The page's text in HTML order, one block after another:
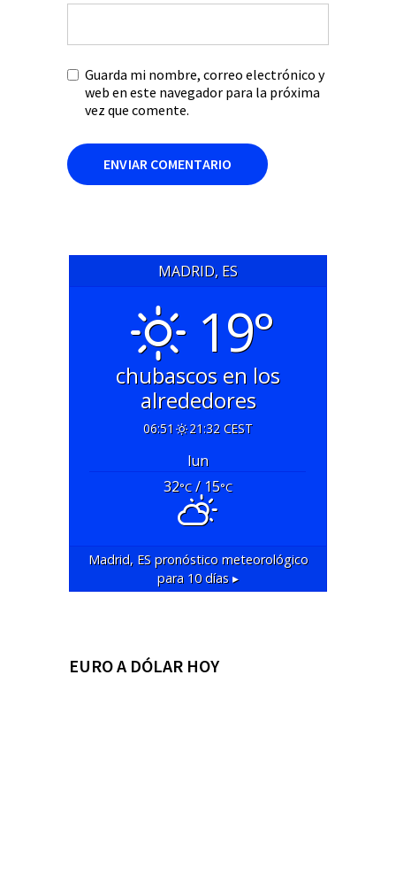
Guarda mi nombre, correo electrónico y
web en este navegador para la próxima
vez que comente.
MADRID, ES
19°
chubascos en los
alrededores
06:51 21:32 CEST
lun
32°C/ 15°C
Madrid, ESpronóstico meteorológico
para 10 días ▸
EURO A DÓLAR HOY